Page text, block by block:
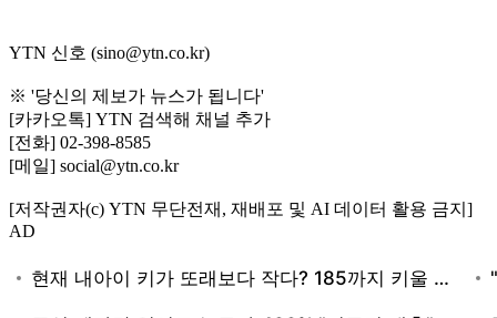
YTN 신호 (sino@ytn.co.kr)
※ '당신의 제보가 뉴스가 됩니다'
[카카오톡] YTN 검색해 채널 추가
[전화] 02-398-8585
[메일] social@ytn.co.kr
[저작권자(c) YTN 무단전재, 재배포 및 AI 데이터 활용 금지]
AD